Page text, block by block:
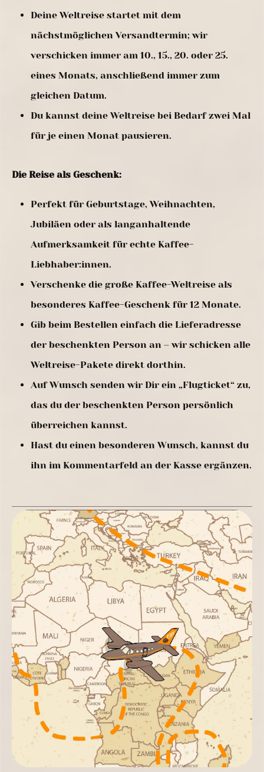
Deine Weltreise startet mit dem
nächstmöglichen Versandtermin; wir
verschicken immer am 10., 15., 20. oder 25.
eines Monats, anschließend immer zum
gleichen Datum.
Du kannst deine Weltreise bei Bedarf zwei Mal
für je einen Monat pausieren.
Die Reise als Geschenk:
Perfekt für Geburtstage, Weihnachten,
Jubiläen oder als langanhaltende
Aufmerksamkeit für echte Kaffee-
Liebhaber:innen.
Verschenke die große Kaffee-Weltreise als
besonderes Kaffee-Geschenk für 12 Monate.
Gib beim Bestellen einfach die Lieferadresse
der beschenkten Person an – wir schicken alle
Weltreise-Pakete direkt dorthin.
Auf Wunsch senden wir Dir ein „Flugticket“ zu,
das du der beschenkten Person persönlich
überreichen kannst.
Hast du einen besonderen Wunsch, kannst du
ihn im Kommentarfeld an der Kasse ergänzen.